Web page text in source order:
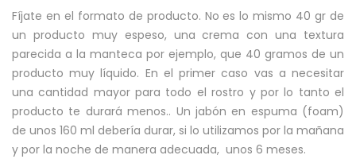
Fíjate en el formato de producto. No es lo mismo 40 gr de
un producto muy espeso, una crema con una textura
parecida a la manteca por ejemplo, que 40 gramos de un
producto muy líquido. En el primer caso vas a necesitar
una cantidad mayor para todo el rostro y por lo tanto el
producto te durará menos.. Un jabón en espuma (foam)
de unos 160 ml debería durar, si lo utilizamos por la mañana
y por la noche de manera adecuada, unos 6 meses.